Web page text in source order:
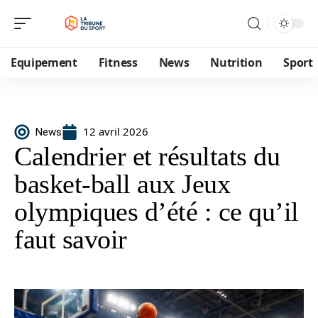
Equipement Fitness News Nutrition Sport
News 12 avril 2026
Calendrier et résultats du
basket-ball aux Jeux
olympiques d’été : ce qu’il
faut savoir